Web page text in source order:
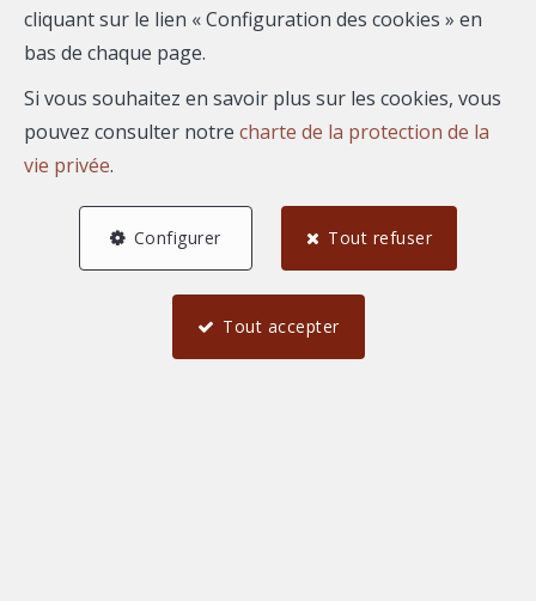
cliquant sur le lien « Configuration des cookies » en
bas de chaque page.
Si vous souhaitez en savoir plus sur les cookies, vous
pouvez consulter notre charte de la protection de la
vie privée.
Configurer Tout refuser
Tout accepter
AGENCE REGARD
1626 Boulevard du President Salvador Allende
—
30000 Nimes
TEL.04 66 67 80 19
—
agence@immoregard.com